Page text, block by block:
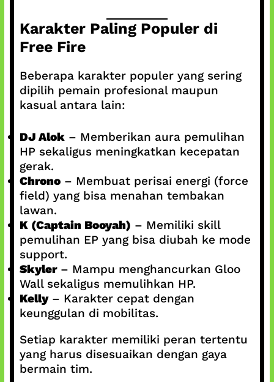
Karakter Paling Populer di
Free Fire
Beberapa karakter populer yang sering
dipilih pemain profesional maupun
kasual antara lain:
DJ Alok– Memberikan aura pemulihan
HP sekaligus meningkatkan kecepatan
gerak.
Chrono– Membuat perisai energi (force
field) yang bisa menahan tembakan
lawan.
K (Captain Booyah) – Memiliki skill
pemulihan EP yang bisa diubah ke mode
support.
Skyler– Mampu menghancurkan Gloo
Wall sekaligus memulihkan HP.
Kelly– Karakter cepat dengan
keunggulan di mobilitas.
Setiap karakter memiliki peran tertentu
yang harus disesuaikan dengan gaya
bermain tim.